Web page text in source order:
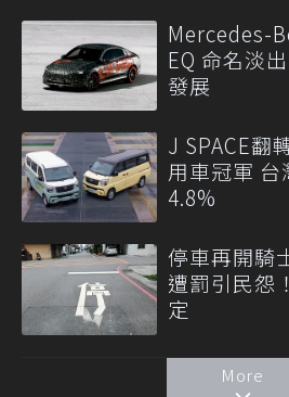
Mercedes-
EQ 命名淡
發展
J SPACE翻
用車冠軍 台
4.8%
停車再開騎
遭罰引民怨
定
More